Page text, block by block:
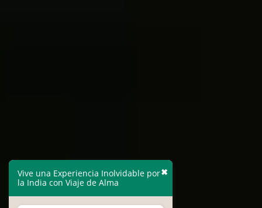
Vive una Experiencia Inolvidable por
la India con Viaje de Alma
✖